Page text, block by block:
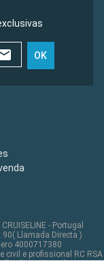
OK
- Portugal
90( Llamada Directa )
4000717380
civil e profissional RC RSA